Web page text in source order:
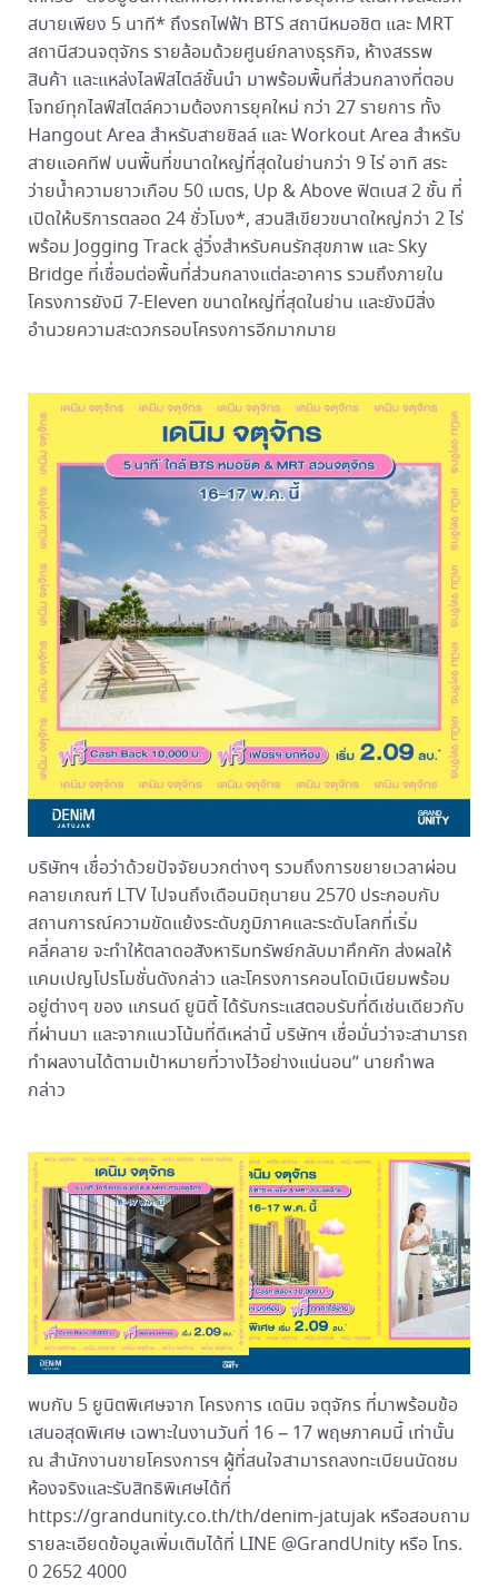
สบายเพียง 5 นาที* ถึงรถไฟฟ้า BTS สถานีหมอชิต และ MRT
สถานีสวนจตุจักร รายล้อมด้วยศูนย์กลางธุรกิจ, ห้างสรรพ
สินค้า และแหล่งไลฟ์สไตล์ชั้นนำ มาพร้อมพื้นที่ส่วนกลางที่ตอบ
โจทย์ทุกไลฟ์สไตล์ความต้องการยุคใหม่ กว่า 27 รายการ ทั้ง
Hangout Area สำหรับสายชิลล์ และ Workout Area สำหรับ
สายแอคทีฟ บนพื้นที่ขนาดใหญ่ที่สุดในย่านกว่า 9 ไร่ อาทิ สระ
ว่ายน้ำความยาวเกือบ 50 เมตร, Up & Above ฟิตเนส 2 ชั้น ที่
เปิดให้บริการตลอด 24 ชั่วโมง*, สวนสีเขียวขนาดใหญ่กว่า 2 ไร่
พร้อม Jogging Track ลู่วิ่งสำหรับคนรักสุขภาพ และ Sky
Bridge ที่เชื่อมต่อพื้นที่ส่วนกลางแต่ละอาคาร รวมถึงภายใน
โครงการยังมี 7-Eleven ขนาดใหญ่ที่สุดในย่าน และยังมีสิ่ง
อำนวยความสะดวกรอบโครงการอีกมากมาย
บริษัทฯ เชื่อว่าด้วยปัจจัยบวกต่างๆ รวมถึงการขยายเวลาผ่อน
คลายเกณฑ์ LTV ไปจนถึงเดือนมิถุนายน 2570 ประกอบกับ
สถานการณ์ความขัดแย้งระดับภูมิภาคและระดับโลกที่เริ่ม
คลี่คลาย จะทำให้ตลาดอสังหาริมทรัพย์กลับมาคึกคัก ส่งผลให้
แคมเปญโปรโมชั่นดังกล่าว และโครงการคอนโดมิเนียมพร้อม
อยู่ต่างๆ ของ แกรนด์ ยูนิตี้ ได้รับกระแสตอบรับที่ดีเช่นเดียวกับ
ที่ผ่านมา และจากแนวโน้มที่ดีเหล่านี้ บริษัทฯ เชื่อมั่นว่าจะสามารถ
ทำผลงานได้ตามเป้าหมายที่วางไว้อย่างแน่นอน” นายกำพล
กล่าว
พบกับ 5 ยูนิตพิเศษจาก โครงการ เดนิม จตุจักร ที่มาพร้อมข้อ
เสนอสุดพิเศษ เฉพาะในงานวันที่ 16 – 17 พฤษภาคมนี้ เท่านั้น
ณ สำนักงานขายโครงการฯ ผู้ที่สนใจสามารถลงทะเบียนนัดชม
ห้องจริงและรับสิทธิพิเศษได้ที่
https://grandunity.co.th/th/denim-jatujak หรือสอบถาม
รายละเอียดข้อมูลเพิ่มเติมได้ที่ LINE @GrandUnity หรือ โทร.
0 2652 4000